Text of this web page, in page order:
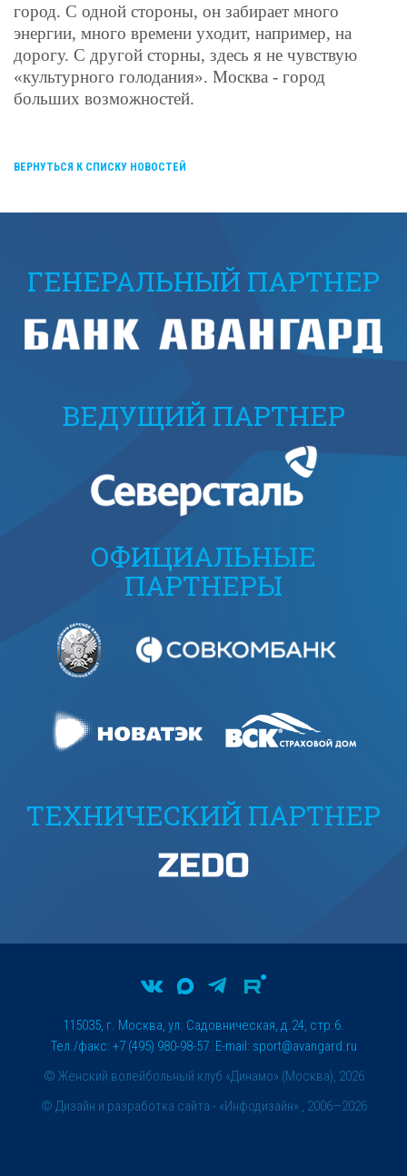
город. С одной стороны, он забирает много
энергии, много времени уходит, например, на
дорогу. С другой сторны, здесь я не чувствую
«культурного голодания». Москва - город
больших возможностей.
ВЕРНУТЬСЯ К СПИСКУ НОВОСТЕЙ
ГЕНЕРАЛЬНЫЙ ПАРТНЕР
ВЕДУЩИЙ ПАРТНЕР
ОФИЦИАЛЬНЫЕ
ПАРТНЕРЫ
ТЕХНИЧЕСКИЙ ПАРТНЕР
© Женский волейбольный клуб «Динамо» (Москва), 2026
115035, г. Москва, ул. Садовническая, д.24, стр.6.
Тел./факс: +7 (495) 980-98-57. E-mail: sport@avangard.ru
© Дизайн и разработка сайта - «Инфодизайн» , 2006—2026